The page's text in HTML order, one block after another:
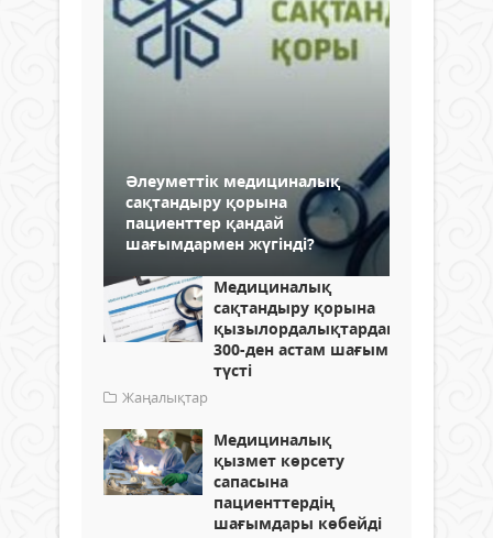
Әлеуметтік медициналық
сақтандыру қорына
пациенттер қандай
шағымдармен жүгінді?
Медициналық
сақтандыру қорына
қызылордалықтардан
300-ден астам шағым
түсті
Жаңалықтар
Медициналық
қызмет көрсету
сапасына
пациенттердің
шағымдары көбейді